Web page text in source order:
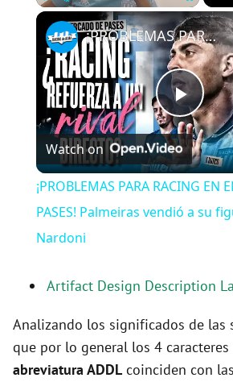
Fullscreen
P
l
a
i
¡PROBLEMAS PARA RACING EN EL MERCADO DE PASES! Palmeiras vendió a su figura y quiere a Nardoni
Watch on
¡PROBLEMAS PARA RACING EN
PASES! Palmeiras vendió a su
Nardoni
Artifact Design Description
Analizando los significados de las
que por lo general los 4
abreviatura ADDL coinciden con